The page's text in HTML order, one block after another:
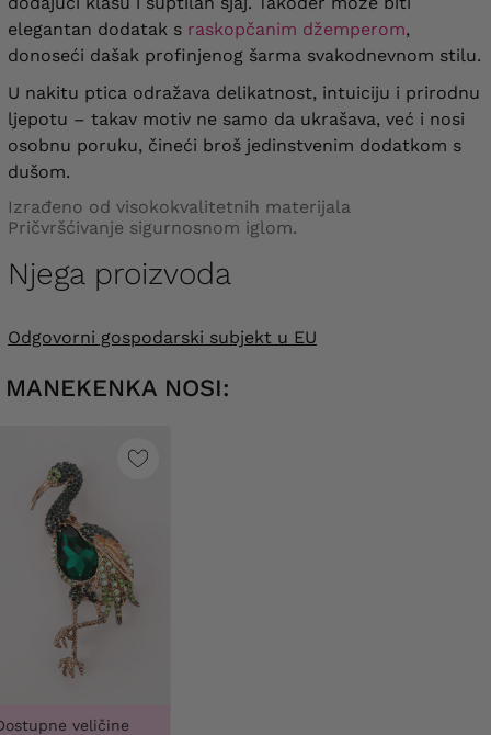
elegantan dodatak s raskopčanim džemperom,
donoseći dašak profinjenog šarma svakodnevnom stilu.
U nakitu ptica odražava delikatnost, intuiciju i prirodnu
ljepotu – takav motiv ne samo da ukrašava, već i nosi
osobnu poruku, čineći broš jedinstvenim dodatkom s
dušom.
Izrađeno od visokokvalitetnih materijala
Pričvršćivanje sigurnosnom iglom.
Njega proizvoda
Odgovorni gospodarski subjekt u EU
MANEKENKA NOSI:
veličine